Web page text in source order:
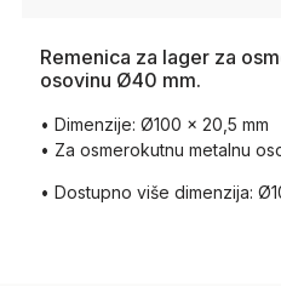
Remenica za lager za
osovinu Ø40 mm.
• Dimenzije: Ø100 x 20,5 mm
• Za osmerokutnu metalnu
• Dostupno više dimenzija: